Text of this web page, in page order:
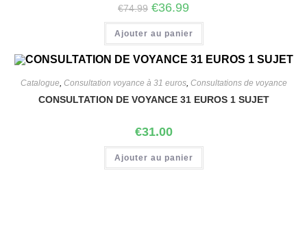
€74.99 €36.99
Ajouter au panier
Catalogue, Consultation voyance à 31 euros, Consultations de voyance
CONSULTATION DE VOYANCE 31 EUROS 1 SUJET
€31.00
Ajouter au panier